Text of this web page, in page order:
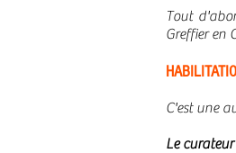
Tout
Greffier en
C'est une
Le